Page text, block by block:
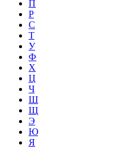
П
Р
С
Т
У
Ф
Х
Ц
Ч
Ш
Щ
Э
Ю
Я